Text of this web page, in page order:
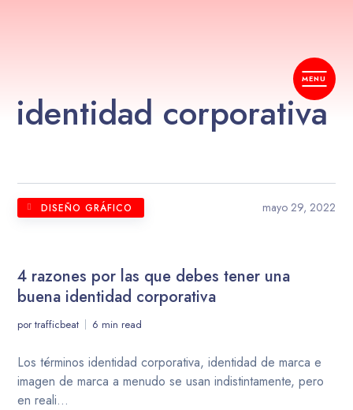
identidad corporativa
DISEÑO GRÁFICO mayo 29, 2022
4 razones por las que debes tener una
buena identidad corporativa
portrafficbeat 6 min read
Los términos identidad corporativa, identidad de marca e
imagen de marca a menudo se usan indistintamente, pero
en reali...